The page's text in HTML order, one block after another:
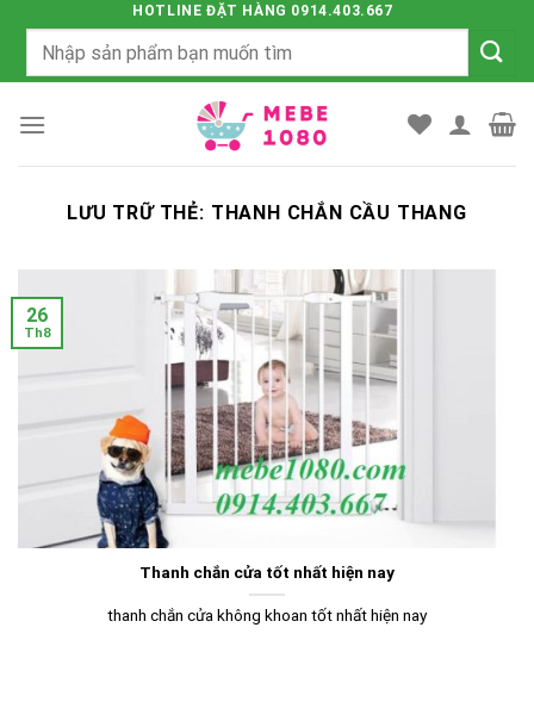
HOTLINE ĐẶT HÀNG 0914.403.667
Tìm
LƯU TRỮ THẺ: THANH CHẮN CẦU THANG
Thanh chắn cửa tốt nhất hiện nay
thanh chắn cửa không khoan tốt nhất hiện nay
26
Th8